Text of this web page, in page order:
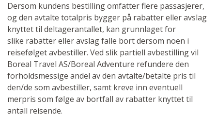
Dersom kundens bestilling omfatter flere passasjerer,
og den avtalte totalpris bygger på rabatter eller avslag
knyttet til deltagerantallet, kan grunnlaget for
slike rabatter eller avslag falle bort dersom noen i
reisefølget avbestiller. Ved slik partiell avbestilling vil
Boreal Travel AS/Boreal Adventure refundere den
forholdsmessige andel av den avtalte/betalte pris til
den/de som avbestiller, samt kreve inn eventuell
merpris som følge av bortfall av rabatter knyttet til
antall reisende.